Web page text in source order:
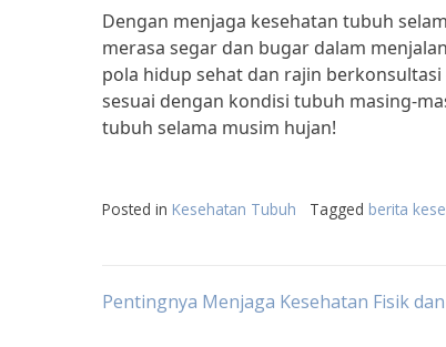
Dengan menjaga kesehatan tubuh
merasa segar dan bugar dalam
pola hidup sehat dan rajin
sesuai dengan kondisi tubuh masing-
tubuh selama musim hujan!
Posted in Kesehatan Tubuh Tagged berita
Post
Pentingnya Menjaga Kesehatan Fisik